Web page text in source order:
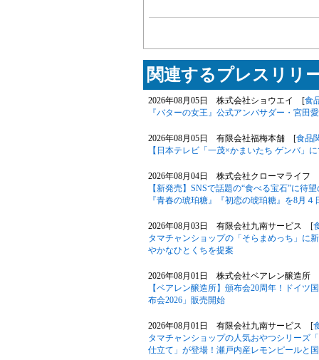
関連するプレスリリ
2026年08月05日 株式会社ショウエイ [食
『バターの女王』公式アンバサダー・宮
2026年08月05日 有限会社福梅本舗 [食品
【日本テレビ「一茂×かまいたち ゲンバ」
2026年08月04日 株式会社クローマライフ
【新発売】SNSで話題の“食べる宝石”に待
『青春の琥珀糖』『初恋の琥珀糖』を8月４
2026年08月03日 有限会社九南サービス [
タマチャンショップの「そらまめっち」に
やかなひとくちを提案
2026年08月01日 株式会社ベアレン醸造所
【ベアレン醸造所】頒布会20周年！ドイ
布会2026」販売開始
2026年08月01日 有限会社九南サービス [
タマチャンショップの人気おやつシリーズ
仕立て」が登場！瀬戸内産レモンピールと